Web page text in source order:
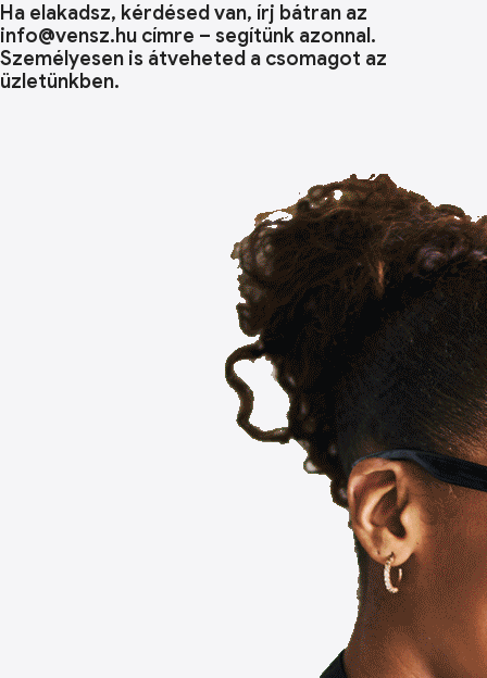
Ha elakadsz, kérdésed van, írj bátran az
info@vensz.hu címre – segítünk azonnal.
Személyesen is átveheted a csomagot az
üzletünkben.